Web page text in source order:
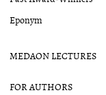
Eponym
MEDAON LECTURES
FOR AUTHORS